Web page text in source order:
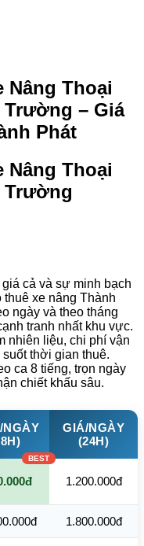
Nâng Thoại
Trường – Giá
Phát
Nâng Thoại
Trường
cả và sự minh bạch
thuê xe nâng Thành
ngày và theo tháng
tranh nhất khu vực.
nhiên liệu, chi phí vận
thời gian thuê.
ca 8 tiếng, trọn ngày
chiết khấu sâu.
NGÀY
GIÁ/NGÀY
(24H)
1.200.000đ
1.800.000đ